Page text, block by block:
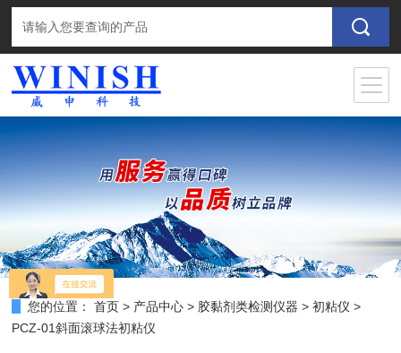
您的位置： 首页 > 产品中心 > 胶黏剂类检测仪器 >初粘仪 >
PCZ-01斜面滚球法初粘仪